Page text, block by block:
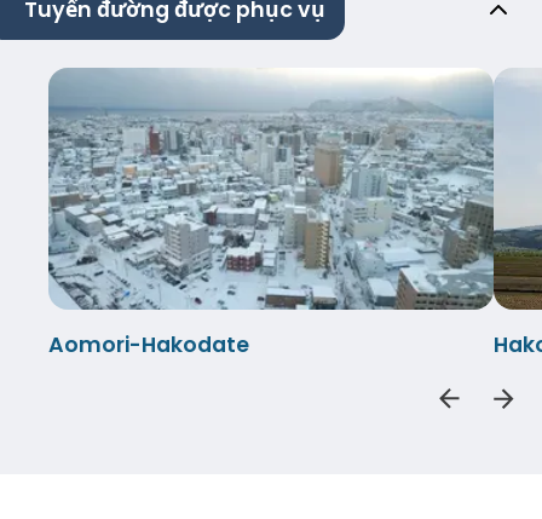
Tuyến đường được phục vụ
Aomori-Hakodate